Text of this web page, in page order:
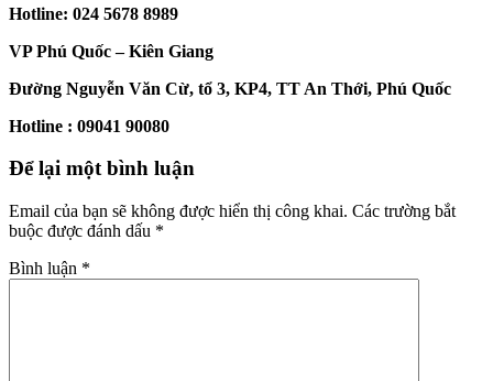
Hotline: 024 5678 8989
VP Phú Quốc – Kiên Giang
Đường Nguyễn Văn Cừ, tổ 3, KP4, TT An Thới, Phú Quốc
Hotline : 09041 90080
Để lại một bình luận
Email của bạn sẽ không được hiển thị công khai. Các trường bắt
buộc được đánh dấu *
Bình luận *